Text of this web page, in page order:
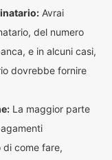
Avrai
del numero
e in alcuni casi,
dovrebbe fornire
La maggior parte
di come fare,